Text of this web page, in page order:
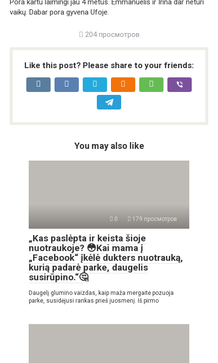
Pora kartu laimingi jau 4 metus. Emmanuelis ir Irina dar neturi
vaikų. Dabar pora gyvena Ufoje.
204 просмотров
Like this post? Please share to your friends:
You may also like
0 179 просмотров
„Kas paslėpta ir keista šioje
nuotraukoje? 😳Kai mama į
„Facebook“ įkėlė dukters nuotrauką,
kurią padarė parke, daugelis
susirūpino.“🤔
Daugelį glumino vaizdas, kaip maža mergaitė pozuoja
parke, susidėjusi rankas prieš juosmenį. Iš pirmo